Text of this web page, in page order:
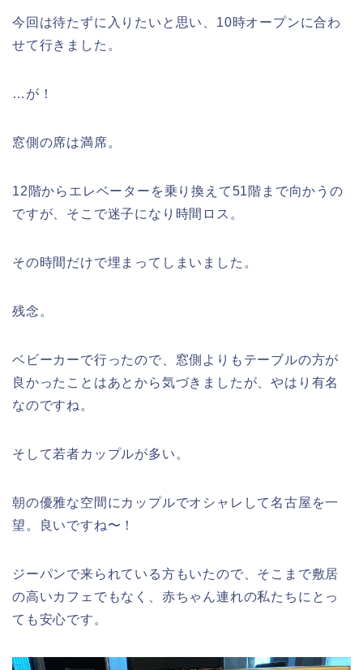
今回は待たずに入りたいと思い、10時オープンに合わ
せて行きました。
…が！
窓側の席は満席。
12階からエレベーターを乗り換えて51階まで向かうの
ですが、そこで迷子になり時間ロス。
その時間だけで埋まってしまいました。
残念。
ベビーカーで行ったので、窓側よりもテーブルの方が
良かったことはあとから気づきましたが、やはり有名
なのですね。
そして若者カップルが多い。
朝の優雅な空間にカップルでオシャレして名古屋を一
望。良いですね〜！
ジーパンで来られている方もいたので、そこまで敷居
の高いカフェでもなく、赤ちゃん連れの私たちにとっ
ても安心です。